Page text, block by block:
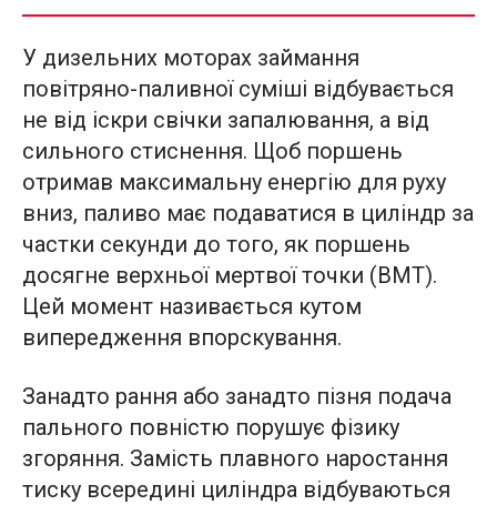
У дизельних моторах займання
повітряно-паливної суміші відбувається
не від іскри свічки запалювання, а від
сильного стиснення. Щоб поршень
отримав максимальну енергію для руху
вниз, паливо має подаватися в циліндр за
частки секунди до того, як поршень
досягне верхньої мертвої точки (ВМТ).
Цей момент називається кутом
випередження впорскування.
Занадто рання або занадто пізня подача
пального повністю порушує фізику
згоряння. Замість плавного наростання
тиску всередині циліндра відбуваються